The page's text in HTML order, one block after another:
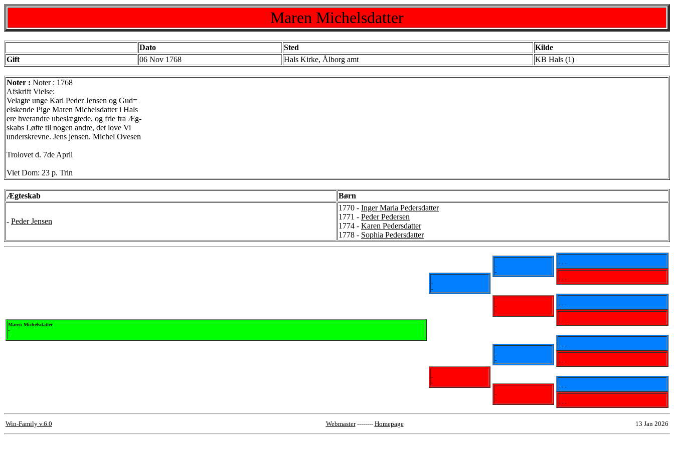
Maren Michelsdatter
Dato Sted
Kilde
Gift
06 Nov 1768 Hals Kirke, Ålborg amt KB Hals (1)
Noter : Noter : 1768
Afskrift Vielse:
Velagte unge Karl Peder Jensen og Gud=
elskende Pige Maren Michelsdatter i Hals
ere hverandre ubeslægtede, og frie fra Æg-
skabs Løfte til nogen andre, det love Vi
underskrevne. Jens jensen. Michel Ovesen
Trolovet d. 7de April
Viet Dom: 23 p. Trin
Ægteskab Børn
- Peder Jensen
1770 - Inger Maria Pedersdatter
1771 - Peder Pedersen
1774 - Karen Pedersdatter
1778 - Sophia Pedersdatter
Maren Michelsdatter
-
-
-
-
-
-
-
-
-
-
-
-
-
-
- - -
- - -
- - -
- - -
- - -
- - -
- - -
- - -
Win-Family v.6.0 Webmaster-------- Homepage 13 Jan 2026